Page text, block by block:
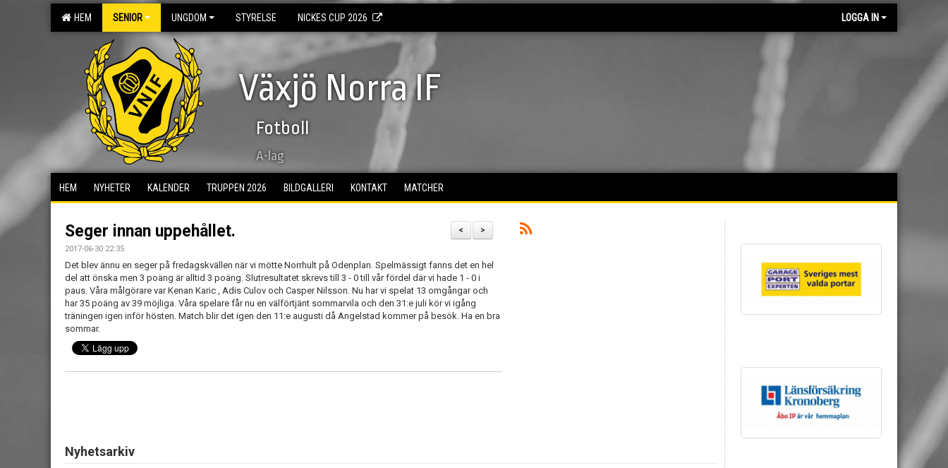
HEM SENIOR UNGDOM STYRELSE NICKES CUP 2026 LOGGA IN
Växjö Norra IF
Fotboll
A-lag
HEM NYHETER KALENDER TRUPPEN 2026 BILDGALLERI KONTAKT MATCHER
>
<
Seger innan uppehållet.
2017-06-30 22:35
Det blev ännu en seger på fredagskvällen när vi mötte Norrhult på Odenplan. Spelmässigt fanns det en hel
del att önska men 3 poäng är alltid 3 poäng. Slutresultatet skrevs till 3 - 0 till vår fördel där vi hade 1 - 0 i
paus. Våra målgörare var Kenan Karic , Adis Culov och Casper Nilsson. Nu har vi spelat 13 omgångar och
har 35 poäng av 39 möjliga. Våra spelare får nu en välförtjänt sommarvila och den 31:e juli kör vi igång
träningen igen inför hösten. Match blir det igen den 11:e augusti då Angelstad kommer på besök. Ha en bra
sommar.
Nyhetsarkiv